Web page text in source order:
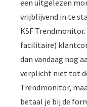
een uitgelezen
vrijblijvend in te
KSF
facilitaire)
dan vandaag nog
verplicht niet tot
Trendmonitor,
betaal je bij de